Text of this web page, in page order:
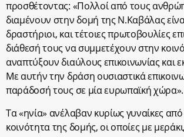
προσθέτοντας: «Πολλοί από τους
διαμένουν στην δομή της Ν.Καβάλας
δραστήριοι, και τέτοιες πρωτοβουλίες
διάθεσή τους να συμμετέχουν στην
αναπτύξουν διαύλους επικοινωνίας και
Με αυτήν την δράση ουσιαστικά
παράδοσή τους σε μία ευρωπαϊκή χώρα».
Τα «ηνία» ανέλαβαν κυρίως γυναίκες
κοινότητα της δομής, οι οποίες με